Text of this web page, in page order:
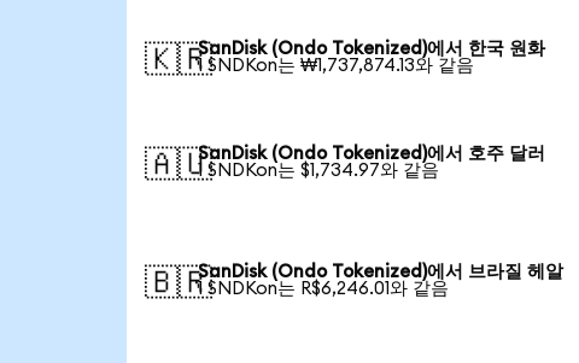
🇰🇷SanDisk (Ondo Tokenized)에서 한국 원화
1 SNDKon는 ₩1,737,874.13와 같음
🇦🇺SanDisk (Ondo Tokenized)에서 호주 달러
1 SNDKon는 $1,734.97와 같음
🇧🇷SanDisk (Ondo Tokenized)에서 브라질 헤알
1 SNDKon는 R$6,246.01와 같음